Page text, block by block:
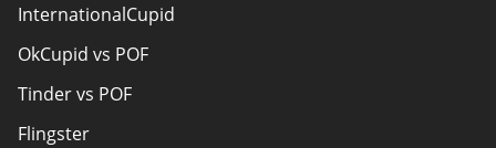
Datingsider for voksne
Senior datingsider
Kristne datingsider
Lokale singler på nett
InternationalCupid
OkCupid vs POF
Tinder vs POF
Flingster